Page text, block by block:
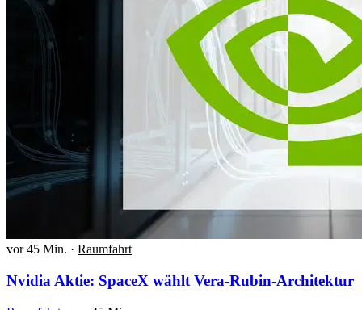
vor 45 Min. · Raumfahrt
Nvidia Aktie: SpaceX wählt Vera-Rubin-Architektur